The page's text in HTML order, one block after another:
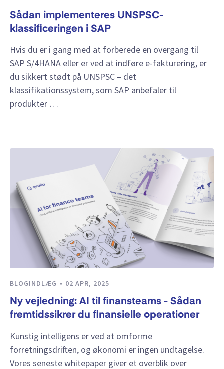
Sådan implementeres UNSPSC-
klassificeringen i SAP
Hvis du er i gang med at forberede en overgang til
SAP S/4HANA eller er ved at indføre e-fakturering, er
du sikkert stødt på UNSPSC – det
klassifikationssystem, som SAP anbefaler til
produkter …
BLOGINDLÆG 02 APR, 2025
Ny vejledning: AI til finansteams - Sådan
fremtidssikrer du finansielle operationer
Kunstig intelligens er ved at omforme
forretningsdriften, og økonomi er ingen undtagelse.
Vores seneste whitepaper giver et overblik over